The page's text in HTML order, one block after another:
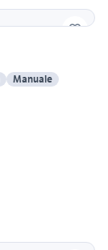
Manuale